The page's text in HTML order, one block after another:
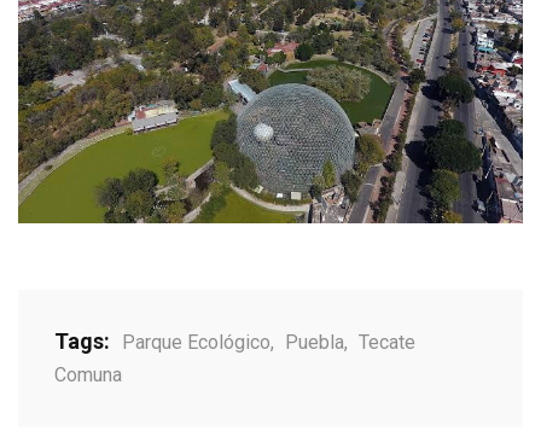
Tags: Parque Ecológico, Puebla, Tecate
Comuna